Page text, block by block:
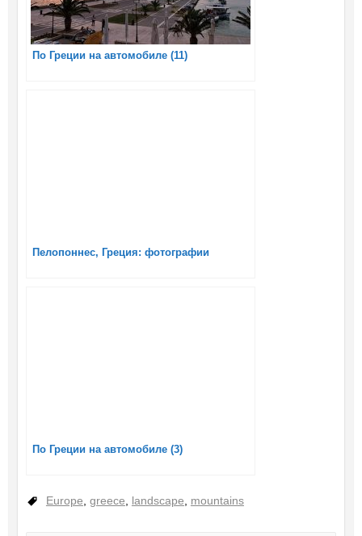
По Греции на автомобиле (11)
Пелопоннес, Греция: фотографии
По Греции на автомобиле (3)
Europe, greece, landscape, mountains